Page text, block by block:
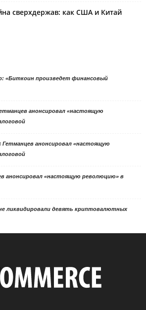
сверхдержав: как США и Китай
«Биткоин произведет финансовый
анонсировал «настоящую
Гетманцев анонсировал «настоящую
анонсировал «настоящую революцию» в
ликвидировали девять криптовалютных